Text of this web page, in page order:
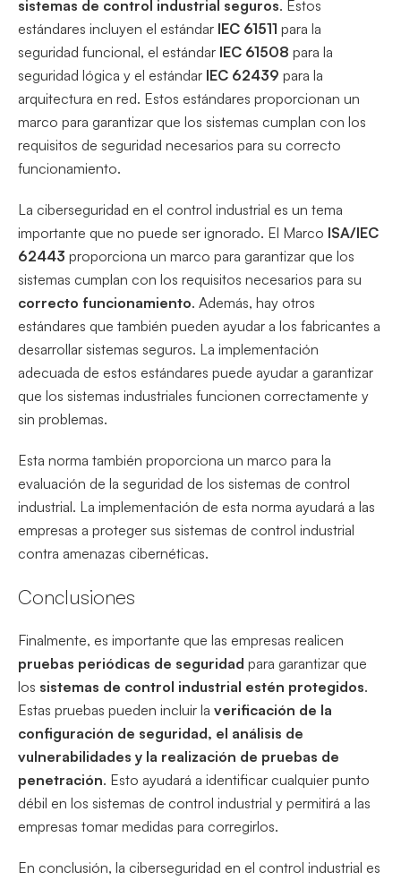
sistemas de control industrial seguros. Estos
estándares incluyen el estándar IEC 61511 para la
seguridad funcional, el estándar IEC 61508 para la
seguridad lógica y el estándar IEC 62439 para la
arquitectura en red. Estos estándares proporcionan un
marco para garantizar que los sistemas cumplan con los
requisitos de seguridad necesarios para su correcto
funcionamiento.
La ciberseguridad en el control industrial es un tema
importante que no puede ser ignorado. El Marco ISA/IEC
62443 proporciona un marco para garantizar que los
sistemas cumplan con los requisitos necesarios para su
correcto funcionamiento. Además, hay otros
estándares que también pueden ayudar a los fabricantes a
desarrollar sistemas seguros. La implementación
adecuada de estos estándares puede ayudar a garantizar
que los sistemas industriales funcionen correctamente y
sin problemas.
Esta norma también proporciona un marco para la
evaluación de la seguridad de los sistemas de control
industrial. La implementación de esta norma ayudará a las
empresas a proteger sus sistemas de control industrial
contra amenazas cibernéticas.
Conclusiones
Finalmente, es importante que las empresas realicen
pruebas periódicas de seguridad para garantizar que
los sistemas de control industrial estén protegidos.
Estas pruebas pueden incluir la verificación de la
configuración de seguridad, el análisis de
vulnerabilidades y la realización de pruebas de
penetración. Esto ayudará a identificar cualquier punto
débil en los sistemas de control industrial y permitirá a las
empresas tomar medidas para corregirlos.
En conclusión, la ciberseguridad en el control industrial es